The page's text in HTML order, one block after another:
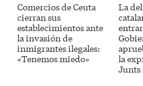
Comercios de Ceuta
cierran sus
establecimientos ante
la invasión de
inmigrantes ilegales:
«Tenemos miedo»
La
la
Junts